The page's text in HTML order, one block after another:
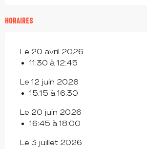
HORAIRES
Le 20 avril 2026
11:30 à 12:45
Le 12 juin 2026
15:15 à 16:30
Le 20 juin 2026
16:45 à 18:00
Le 3 juillet 2026